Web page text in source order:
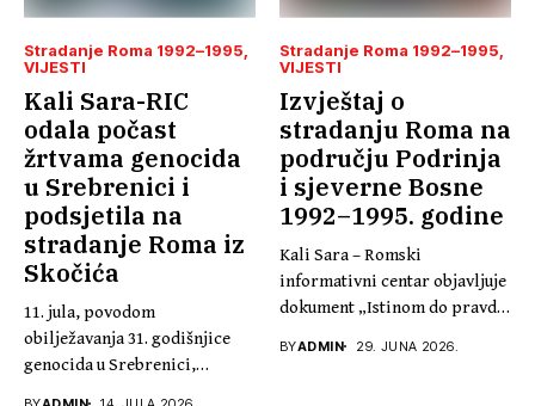
Stradanje Roma 1992–1995
VIJESTI
Kali Sara-RIC
odala počast
žrtvama genocida
u Srebrenici i
podsjetila na
stradanje Roma iz
Skočića
11. jula, povodom
obilježavanja 31. godišnjice
genocida u Srebrenici,
Stradanje Roma 1992–1995
VIJESTI
Izvještaj o
stradanju Roma na
području Podrinja
i sjeverne Bosne
1992–1995. godine
Kali Sara – Romski
informativni centar objavljuje
dokument „Istinom do pravde,
BYADMIN 29. JUNA 2026.